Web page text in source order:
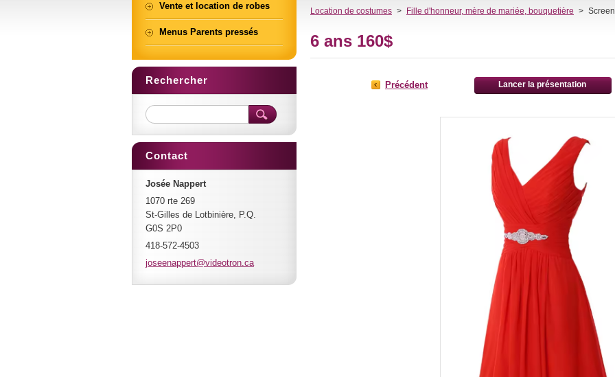
Location de costumes > Fille d'honneur, mère de mariée, bouquetière >
6 ans 160$
Précédent Lancer la présentation
Vente et location de robes
Menus Parents pressés
Rechercher
Contact
Josée Nappert
1070 rte 269
St-Gilles de Lotbinière, P.Q.
G0S 2P0
418-572-4503
joseenappert@videotron.ca